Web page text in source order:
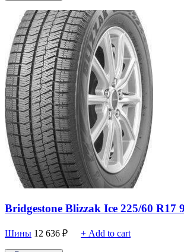
Bridgestone Blizzak Ice 225/60 R17
Шины 12 636 ₽ + Add to cart